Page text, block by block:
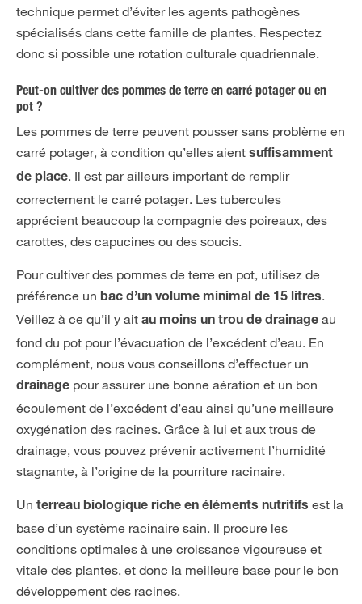
technique permet d’éviter les agents pathogènes
spécialisés dans cette famille de plantes. Respectez
donc si possible une rotation culturale quadriennale.
Peut-on cultiver des pommes de terre en carré potager ou en
pot ?
Les pommes de terre peuvent pousser sans problème en
carré potager, à condition qu’elles aient suffisamment
de place. Il est par ailleurs important de remplir
correctement le carré potager. Les tubercules
apprécient beaucoup la compagnie des poireaux, des
carottes, des capucines ou des soucis.
Pour cultiver des pommes de terre en pot, utilisez de
préférence un bac d’un volume minimal de 15 litres.
Veillez à ce qu’il y ait au moins un trou de drainage au
fond du pot pour l’évacuation de l’excédent d’eau. En
complément, nous vous conseillons d’effectuer un
drainage pour assurer une bonne aération et un bon
écoulement de l’excédent d’eau ainsi qu’une meilleure
oxygénation des racines. Grâce à lui et aux trous de
drainage, vous pouvez prévenir activement l’humidité
stagnante, à l’origine de la pourriture racinaire.
Un terreau biologique riche en éléments nutritifs est la
base d’un système racinaire sain. Il procure les
conditions optimales à une croissance vigoureuse et
vitale des plantes, et donc la meilleure base pour le bon
développement des racines.